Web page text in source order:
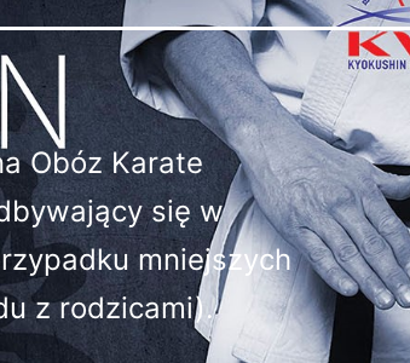
Obóz Karate
się w
mniejszych
z rodzicami).